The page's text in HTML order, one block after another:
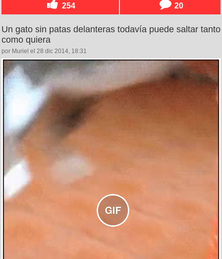
254 20
Un gato sin patas delanteras todavía puede saltar tanto
como quiera
por Muriel el 28 dic 2014, 18:31